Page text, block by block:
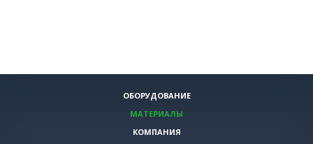
ОБОРУДОВАНИЕ
МАТЕРИАЛЫ
КОМПАНИЯ